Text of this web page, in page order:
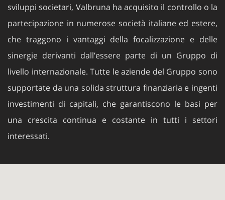
sviluppi societari, Valbruna ha acquisito il controllo o la
partecipazione in numerose società italiane ed estere,
che traggono i vantaggi della focalizzazione e delle
sinergie derivanti dall’essere parte di un Gruppo di
livello internazionale. Tutte le aziende del Gruppo sono
supportate da una solida struttura finanziaria e ingenti
investimenti di capitali, che garantiscono le basi per
una crescita continua e costante in tutti i settori
interessati.